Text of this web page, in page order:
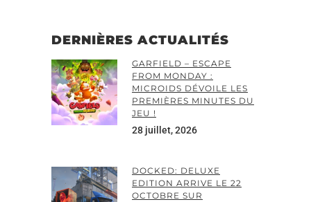
DERNIÈRES ACTUALITÉS
GARFIELD – ESCAPE
FROM MONDAY :
MICROIDS DÉVOILE LES
PREMIÈRES MINUTES DU
JEU !
28 juillet, 2026
DOCKED: DELUXE
EDITION ARRIVE LE 22
OCTOBRE SUR